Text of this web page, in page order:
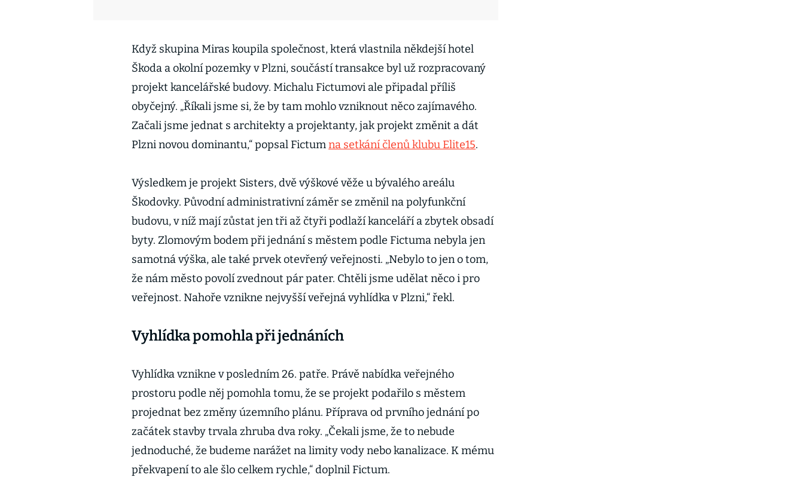
Když skupina Miras koupila společnost, která vlastnila někdejší hotel
Škoda a okolní pozemky v Plzni, součástí transakce byl už rozpracovaný
projekt kancelářské budovy. Michalu Fictumovi ale připadal příliš
obyčejný. „Říkali jsme si, že by tam mohlo vzniknout něco zajímavého.
Začali jsme jednat s architekty a projektanty, jak projekt změnit a dát
Plzni novou dominantu,“ popsal Fictumna setkání členů klubu Elite15.
Výsledkem je projekt Sisters, dvě výškové věže u bývalého areálu
Škodovky. Původní administrativní záměr se změnil na polyfunkční
budovu, v níž mají zůstat jen tři až čtyři podlaží kanceláří a zbytek obsadí
byty. Zlomovým bodem při jednání s městem podle Fictuma nebyla jen
samotná výška, ale také prvek otevřený veřejnosti. „Nebylo to jen o tom,
že nám město povolí zvednout pár pater. Chtěli jsme udělat něco i pro
veřejnost. Nahoře vznikne nejvyšší veřejná vyhlídka v Plzni,“ řekl.
Vyhlídka pomohla při jednáních
Vyhlídka vznikne v posledním 26. patře. Právě nabídka veřejného
prostoru podle něj pomohla tomu, že se projekt podařilo s městem
projednat bez změny územního plánu. Příprava od prvního jednání po
začátek stavby trvala zhruba dva roky. „Čekali jsme, že to nebude
jednoduché, že budeme narážet na limity vody nebo kanalizace. K mému
překvapení to ale šlo celkem rychle,“ doplnil Fictum.